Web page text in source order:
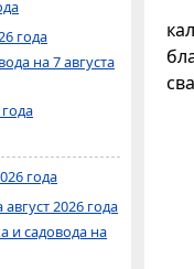
года
на 7 августа
года
2026 года
и садовода на